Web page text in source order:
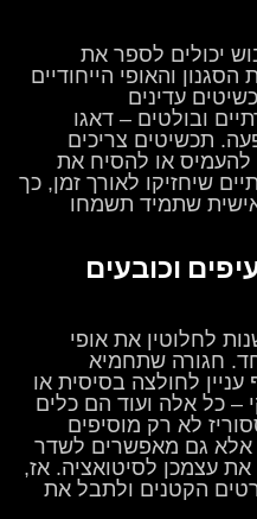
יכולים לספר את
והאופי הייחודיים
עדינים
ובולטים – דאגו
תכשיטים צריכים
להעמיס או להסיח את
שיחזיקו לאורך זמן, כך
שתמיד תשמחו
וכובעים
לחלוטין את אופי
חגורה שתחמיא
עניין לחולצה בסיסית או
– כל אלה ועוד הם כלים
לא רק מוסיפים
אלא גם מאפשרים לשדר
עצמכן לסיטואציה. אז,
הקטנים ולתבל את